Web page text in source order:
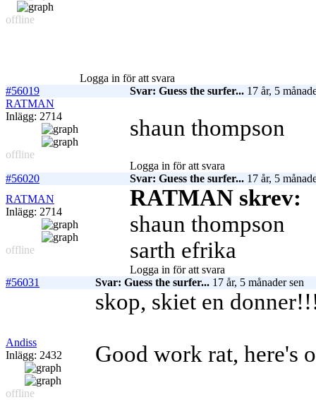
offline
Logga in för att svara
#56019
Svar: Guess the surfer... 17 år, 5
RATMAN
Inlägg: 2714
offline
shaun thompson
Logga in för att svara
#56020
Svar: Guess the surfer... 17 år, 5
RATMAN
Inlägg: 2714
offline
RATMAN skrev:
shaun thompson
sarth efrika
Logga in för att svara
#56031
Svar: Guess the surfer... 17 år, 5 månader sen
Andiss
Inlägg: 2432
offline
skop, skiet en
Good work rat, here's